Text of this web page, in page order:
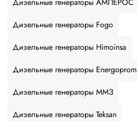
Дизельные генераторы АМПЕРОС
Дизельные генераторы Fogo
Дизельные генераторы Himoinsa
Дизельные генераторы Energoprom
Дизельные генераторы ММЗ
Дизельные генераторы Teksan